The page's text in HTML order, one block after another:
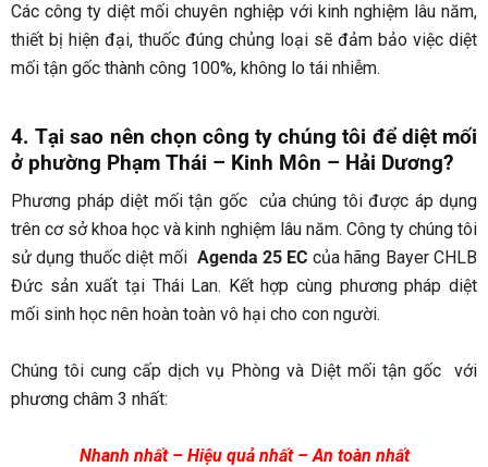
Các công ty diệt mối chuyên nghiệp với kinh nghiệm lâu năm,
thiết bị hiện đại, thuốc đúng chủng loại sẽ đảm bảo việc diệt
mối tận gốc thành công 100%, không lo tái nhiễm.
4. Tại sao nên chọn công ty chúng tôi để diệt mối
ở phường Phạm Thái – Kinh Môn – Hải Dương?
Phương pháp diệt mối tận gốc của chúng tôi được áp dụng
trên cơ sở khoa học và kinh nghiệm lâu năm. Công ty chúng tôi
sử dụng thuốc diệt mối Agenda 25 EC của hãng Bayer CHLB
Đức sản xuất tại Thái Lan. Kết hợp cùng phương pháp diệt
mối sinh học nên hoàn toàn vô hại cho con người.
Chúng tôi cung cấp dịch vụ Phòng và Diệt mối tận gốc với
phương châm 3 nhất:
Nhanh nhất – Hiệu quả nhất – An toàn nhất